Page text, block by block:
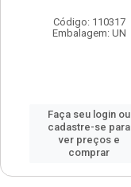
Código: 110317
Embalagem: UN
Faça seu login ou
cadastre-se para
ver preços e
comprar